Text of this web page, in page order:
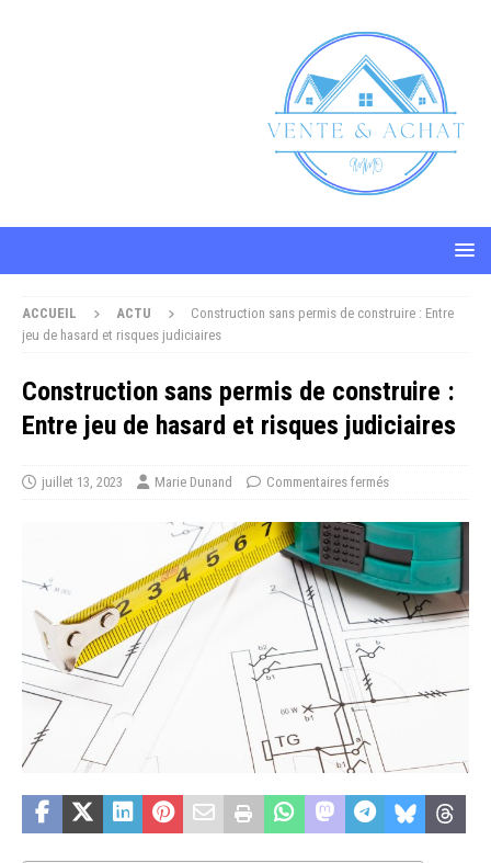
ACCUEIL ACTU
Construction sans permis de construire : Entre
jeu de hasard et risques judiciaires
Construction sans permis de construire :
Entre jeu de hasard et risques judiciaires
juillet 13, 2023 Marie Dunand Commentaires fermés